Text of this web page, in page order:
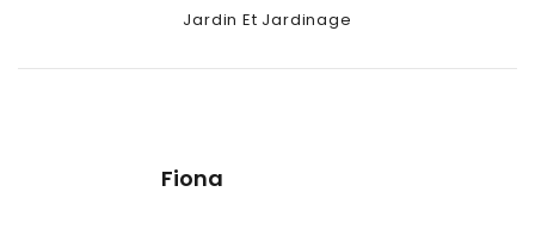
Categories
Jardin Et Jardinage
Fiona